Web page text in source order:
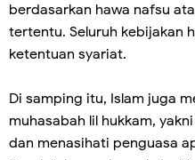
berdasarkan hawa nafsu
tertentu. Seluruh kebijakan
ketentuan syariat.
Di samping itu, Islam juga
muhasabah lil hukkam,
dan menasihati penguasa